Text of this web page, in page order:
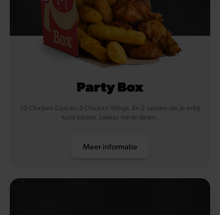
Party Box
10 Chicken Dips en 5 Chicken Wings. En 2 sauzen die je erbij
kunt kiezen. Lekker om te delen.
Meer informatie